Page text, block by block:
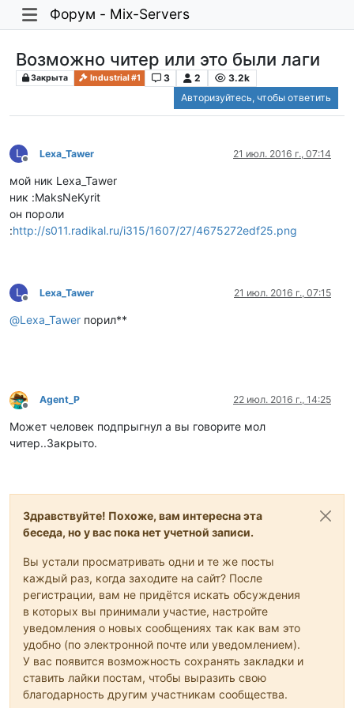
Форум - Mix-Servers
Возможно читер или это были лаги
Закрыта Industrial #1 3 2
3.2k
Авторизуйтесь, чтобы ответить
L
Не в сети
Lexa_Tawer 21 июл. 2016 г., 07:14
мой ник Lexa_Tawer
ник :MaksNeKyrit
он пороли
:http://s011.radikal.ru/i315/1607/27/4675272edf25.png
L
Не в сети
Lexa_Tawer 21 июл. 2016 г., 07:15
@Lexa_Tawer порил**
Не в сети
Agent_P 22 июл. 2016 г., 14:25
Может человек подпрыгнул а вы говорите мол
читер..Закрыто.
Здравствуйте! Похоже, вам интересна эта
беседа, но у вас пока нет учетной записи.
Вы устали просматривать одни и те же посты
каждый раз, когда заходите на сайт? После
регистрации, вам не придётся искать обсуждения
в которых вы принимали участие, настройте
уведомления о новых сообщениях так как вам это
удобно (по электронной почте или уведомлением).
У вас появится возможность сохранять закладки и
ставить лайки постам, чтобы выразить свою
благодарность другим участникам сообщества.